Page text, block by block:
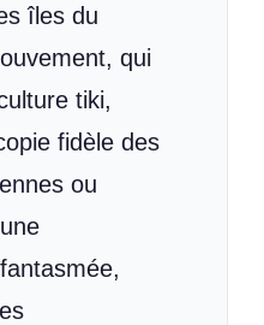
îles du
qui
tiki,
fidèle des
ou